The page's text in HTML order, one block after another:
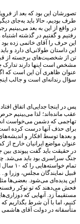
تصورشان این بود که بعد از
طرف بودیم، حالا باید به‌جای
در واقع از این به بعد
رفتیم و گفتیم در گذشته
این حرف را آقای خاتمی زده بود
تن از شخصیت‌های برجسته از
مشخص است اینها دارند تدارک
عنوان ظاهری آن این است که اگر
سؤال رندانه‌ای است و جالب
پس در اینجا جدایی‌ای اتفاق
عقب مانده‌اند؛ لذا می‌بینیم
تهاجمی که دشمن می‌خواست
و بعدها توسط افکار و
عنوان مواضع ایرانیان خارج از کشور در
در حقیقت باید گفت پیوندی
جنگ سراسری بود باید می‌شد.
تمام
قبیل نمایندگان مجلس، وزرا و..
این پدیده‌ای می‌شود. بعضی‌ها
فحش می‌دهند که تو نوکر
مستقیماً زد. آنهایی که
کنیم، اما با آن شرط بگذاریم
متأسفانه در دولت آقای